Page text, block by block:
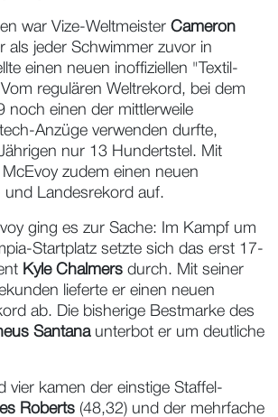
war Vize-Weltmeister Cameron
als jeder Schwimmer zuvor in
einen neuen inoffiziellen "Textil-
regulären Weltrekord, bei dem
noch einen der mittlerweile
Anzüge verwenden durfte,
nur 13 Hundertstel. Mit
zudem einen neuen
Landesrekord auf.
ging es zur Sache: Im Kampf um
Startplatz setzte sich das erst 17-
Kyle Chalmers durch. Mit seiner
lieferte er einen neuen
ab. Die bisherige Bestmarke des
Santanaunterbot er um deutliche
vier kamen der einstige Staffel-
Roberts (48,32) und der mehrfache